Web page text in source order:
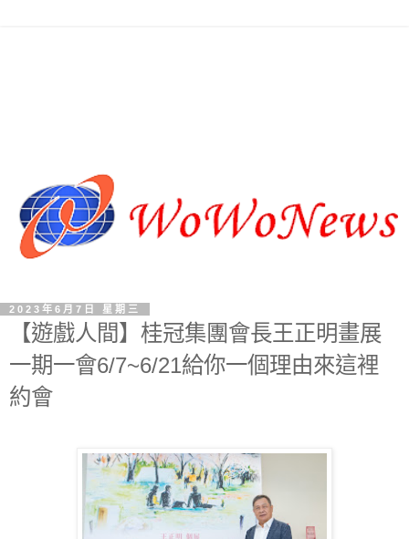
2023年6月7日 星期三
【遊戲人間】桂冠集團會長王正明畫展
一期一會6/7~6/21給你一個理由來這裡
約會